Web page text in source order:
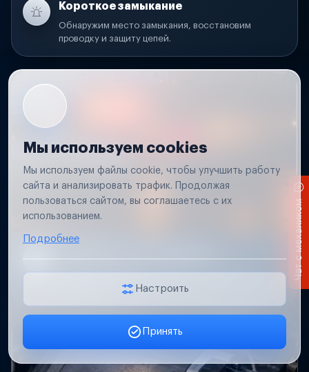
Короткое замыкание
Обнаружим место замыкания, восстановим
проводку и защиту цепей.
Проверим проводку и разъемы, восстановим
освещение прицепа.
Мы используем cookies
Мы используем файлы cookie, чтобы улучшить работу
сайта и анализировать трафик. Продолжая
пользоваться сайтом, вы соглашаетесь с их
использованием.
Подробнее
Настроить
Принять
Заявка онлайн
Чат с механиком